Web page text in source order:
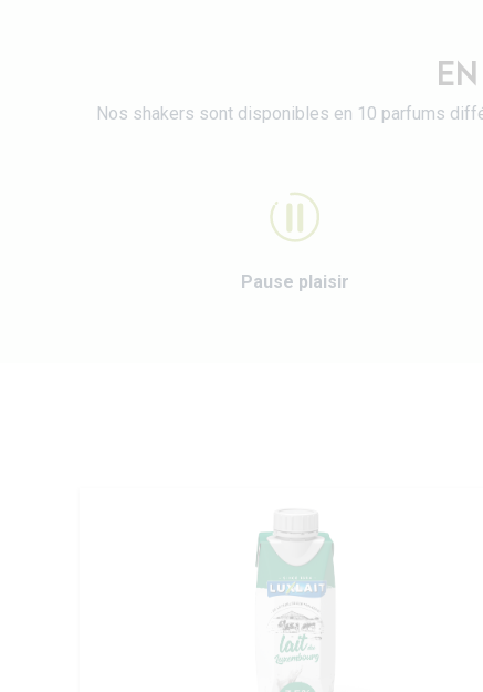
Nos shakers sont disponibles en 10 parfums
Pause plaisir